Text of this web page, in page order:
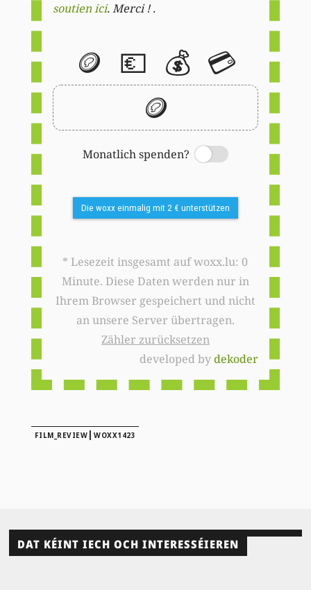
soutien ici. Merci ! .
🪙 💶 💰 💳
🪙
Monatlich spenden?
Switch
Die woxx einmalig mit 2 € unterstützen
* Lesezeit insgesamt auf woxx.lu: 0
Minute. Diese Daten werden nur in
Ihrem Browser gespeichert und nicht
an unsere Server übertragen.
Zähler zurücksetzen
developed bydekoder
FILM_REVIEW |WOXX1423
DAT KÉINT IECH OCH INTERESSÉIEREN